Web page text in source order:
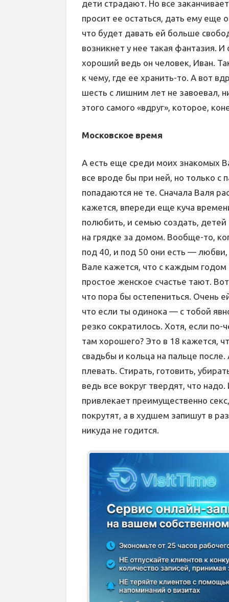
дети страдают. Но все
просит ее остаться, дать ему еще
что будет давать ей больше
возникнет у нее такая фантазия.
хороший ведь он человек, Иван.
к чему, где ее хранить-то. А вот
шесть с лишним лет не завоевал,
этого самого «вдруг», которое,
Московское время
А есть еще среди моих знакомых
все вроде бы при ней, но только с
попадаются не те. Сначала Валя
кажется, впереди еще куча
полюбить, и семью создать, детей
на грядке за домом. Вообще-то,
под 40, и под 50 они есть — любви,
Вале кажется, что с каждым
простое женское счастье тают.
что пора бы остепениться. Очень
что если ты одинока — с тобой
резко сократилось. Хотя, если по-
там хорошего? Это в 18 кажется,
свадьбы и кольца на пальце
плевать. Стирать, готовить,
ведь все вокруг твердят, что
привлекает преимущественно
покрутят, а в худшем запишут в
никуда не годится.